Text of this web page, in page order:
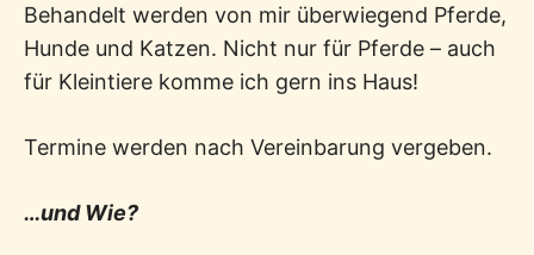
Behandelt werden von mir überwiegend Pferde,
Hunde und Katzen. Nicht nur für Pferde – auch
für Kleintiere komme ich gern ins Haus!
Termine werden nach Vereinbarung vergeben.
…und Wie?